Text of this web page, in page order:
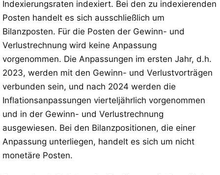
Indexierungsraten indexiert. Bei den zu indexierenden
Posten handelt es sich ausschließlich um
Bilanzposten. Für die Posten der Gewinn- und
Verlustrechnung wird keine Anpassung
vorgenommen. Die Anpassungen im ersten Jahr, d.h.
2023, werden mit den Gewinn- und Verlustvorträgen
verbunden sein, und nach 2024 werden die
Inflationsanpassungen vierteljährlich vorgenommen
und in der Gewinn- und Verlustrechnung
ausgewiesen. Bei den Bilanzpositionen, die einer
Anpassung unterliegen, handelt es sich um nicht
monetäre Posten.